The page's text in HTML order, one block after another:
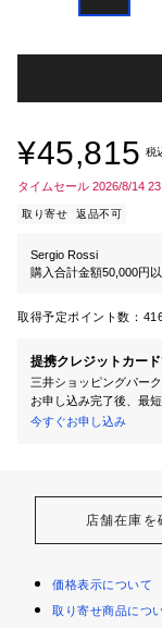
¥45,815 税
タイムセール 2026/8/14
取り寄せ 返品不可
Sergio Rossi
購入合計金額50,000円
取得予定ポイント数：
提携クレジットカー
三井ショッピングパー
お申し込み完了後、最
今すぐお申し込み
店舗在庫を
価格表示について
取り寄せ商品につ